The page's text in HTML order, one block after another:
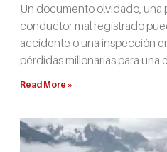
Un documento olvidado, una
conductor mal registrado
accidente o una inspección
pérdidas millonarias para una
Read More »